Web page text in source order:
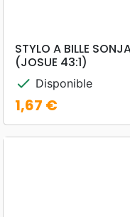
STYLO A BILLE
(JOSUE 43:1)
check Disponible
Prix
1,67 €